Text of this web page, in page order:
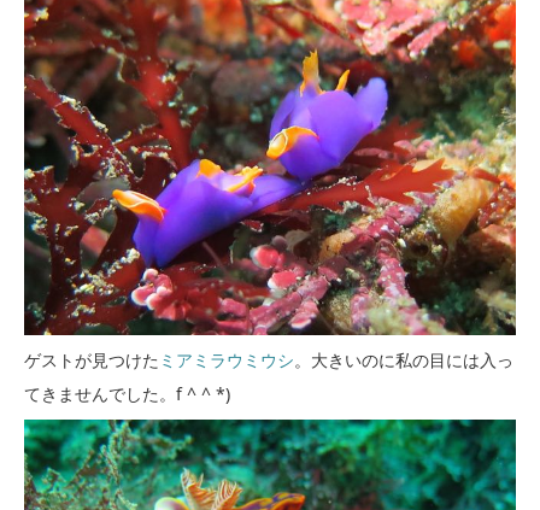
ゲストが見つけた ミアミラウミウシ。大きいのに私の目には入っ
てきませんでした。f ^ ^ *)